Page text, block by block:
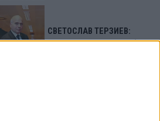
СВЕТОСЛАВ ТЕРЗИЕВ:
България сама си избра